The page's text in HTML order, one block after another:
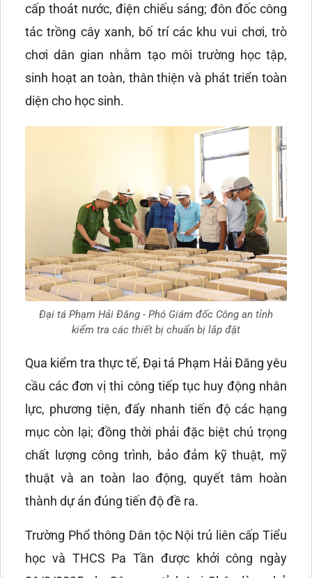
cấp thoát nước, điện chiếu sáng; đôn đốc công
tác trồng cây xanh, bố trí các khu vui chơi, trò
chơi dân gian nhằm tạo môi trường học tập,
sinh hoạt an toàn, thân thiện và phát triển toàn
diện cho học sinh.
Đại tá Phạm Hải Đăng - Phó Giám đốc Công an tỉnh
kiểm tra các thiết bị chuẩn bị lắp đặt
Qua kiểm tra thực tế, Đại tá Phạm Hải Đăng yêu
cầu các đơn vị thi công tiếp tục huy động nhân
lực, phương tiện, đẩy nhanh tiến độ các hạng
mục còn lại; đồng thời phải đặc biệt chú trọng
chất lượng công trình, bảo đảm kỹ thuật, mỹ
thuật và an toàn lao động, quyết tâm hoàn
thành dự án đúng tiến độ đề ra.
Trường Phổ thông Dân tộc Nội trú liên cấp Tiểu
học và THCS Pa Tần được khởi công ngày